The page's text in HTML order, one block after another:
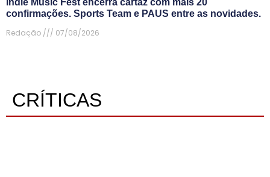
confirmações. Sports Team e PAUS entre as novidades.
Redação
07/08/2026
CRÍTICAS